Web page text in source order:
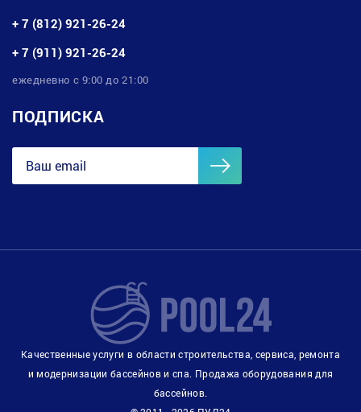
+ 7 (812) 921-26-24
+ 7 (911) 921-26-24
ежедневно с 9:00 до 21:00
ПОДПИСКА
Качественные услуги в области строительства, сервиса, ремонта
и модернизации бассейнов и спа. Продажа оборудования для
бассейнов.